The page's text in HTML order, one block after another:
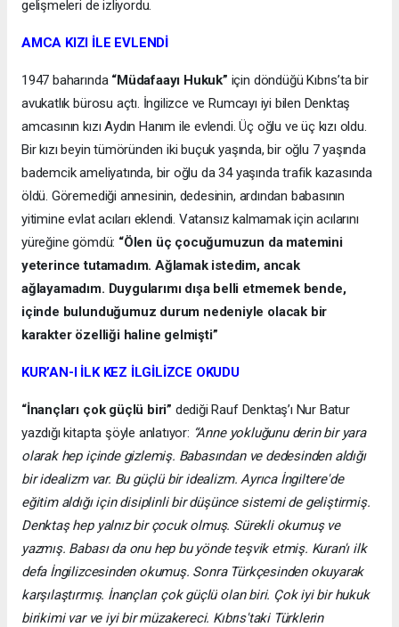
gelişmeleri de izliyordu.
AMCA KIZI İLE EVLENDİ
1947 baharında “Müdafaayı Hukuk” için döndüğü Kıbrıs’ta bir
avukatlık bürosu açtı. İngilizce ve Rumcayı iyi bilen Denktaş
amcasının kızı Aydın Hanım ile evlendi. Üç oğlu ve üç kızı oldu.
Bir kızı beyin tümöründen iki buçuk yaşında, bir oğlu 7 yaşında
bademcik ameliyatında, bir oğlu da 34 yaşında trafik kazasında
öldü. Göremediği annesinin, dedesinin, ardından babasının
yitimine evlat acıları eklendi. Vatansız kalmamak için acılarını
yüreğine gömdü: “Ölen üç çocuğumuzun da matemini
yeterince tutamadım. Ağlamak istedim, ancak
ağlayamadım. Duygularımı dışa belli etmemek bende,
içinde bulunduğumuz durum nedeniyle olacak bir
karakter özelliği haline gelmişti”
KUR’AN-I İLK KEZ İLGİLİZCE OKUDU
“İnançları çok güçlü biri” dediği Rauf Denktaş’ı Nur Batur
yazdığı kitapta şöyle anlatıyor: “Anne yokluğunu derin bir yara
olarak hep içinde gizlemiş. Babasından ve dedesinden aldığı
bir idealizm var. Bu güçlü bir idealizm. Ayrıca İngiltere'de
eğitim aldığı için disiplinli bir düşünce sistemi de geliştirmiş.
Denktaş hep yalnız bir çocuk olmuş. Sürekli okumuş ve
yazmış. Babası da onu hep bu yönde teşvik etmiş. Kuran'ı ilk
defa İngilizcesinden okumuş. Sonra Türkçesinden okuyarak
karşılaştırmış. İnançları çok güçlü olan biri. Çok iyi bir hukuk
birikimi var ve iyi bir müzakereci. Kıbrıs'taki Türklerin